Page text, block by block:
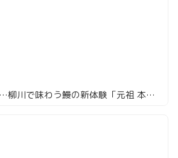
タレご飯が染みる…柳川で味わう鰻の新体験「元祖 本吉屋」